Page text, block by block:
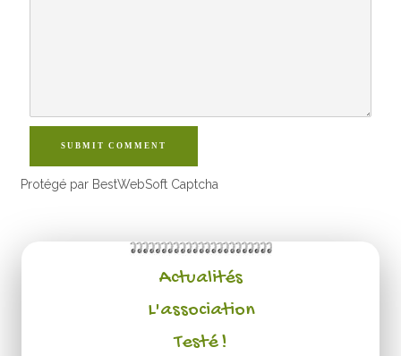
SUBMIT COMMENT
Protégé par BestWebSoft Captcha
Actualités
L'association
Testé !